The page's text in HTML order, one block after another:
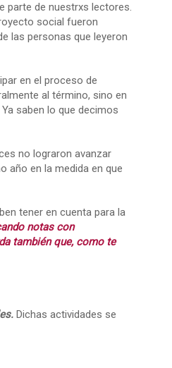
parte de nuestrxs lectores.
social fueron
las personas que leyeron
en el proceso de
al término, sino en
saben lo que decimos
no lograron avanzar
año en la medida en que
tener en cuenta para la
notas con
también que, como te
Dichas actividades se